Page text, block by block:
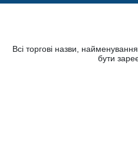
Всі торгові назви,
бути